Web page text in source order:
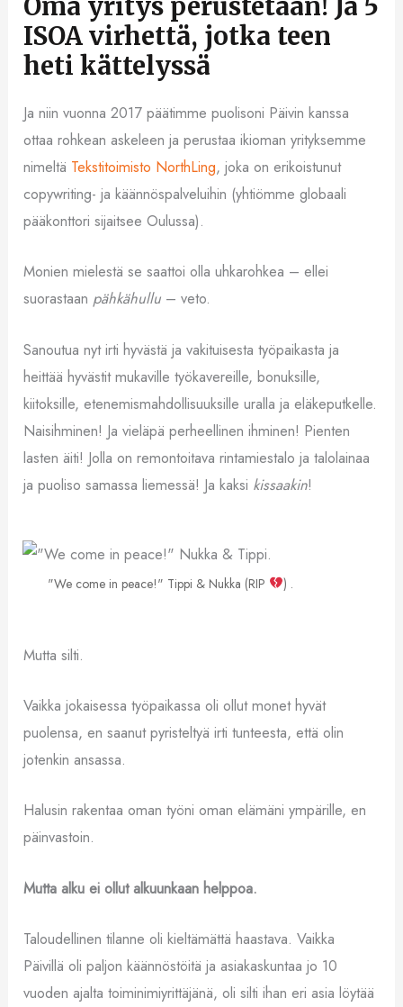
ISOA virhettä, jotka teen
heti kättelyssä
Ja niin vuonna 2017 päätimme puolisoni Päivin kanssa
ottaa rohkean askeleen ja perustaa ikioman yrityksemme
nimeltä Tekstitoimisto NorthLing, joka on erikoistunut
copywriting- ja käännöspalveluihin (yhtiömme globaali
pääkonttori sijaitsee Oulussa).
Monien mielestä se saattoi olla uhkarohkea – ellei
suorastaan pähkähullu – veto.
Sanoutua nyt irti hyvästä ja vakituisesta työpaikasta ja
heittää hyvästit mukaville työkavereille, bonuksille,
kiitoksille, etenemismahdollisuuksille uralla ja eläkeputkelle.
Naisihminen! Ja vieläpä perheellinen ihminen! Pienten
lasten äiti! Jolla on remontoitava rintamiestalo ja talolainaa
ja puoliso samassa liemessä! Ja kaksi kissaakin!
"We come in peace!" Tippi & Nukka (RIP ) .
Mutta silti.
Vaikka jokaisessa työpaikassa oli ollut monet hyvät
puolensa, en saanut pyristeltyä irti tunteesta, että olin
jotenkin ansassa.
Halusin rakentaa oman työni oman elämäni ympärille, en
päinvastoin.
Mutta alku ei ollut alkuunkaan helppoa.
Taloudellinen tilanne oli kieltämättä haastava. Vaikka
Päivillä oli paljon käännöstöitä ja asiakaskuntaa jo 10
vuoden ajalta toiminimiyrittäjänä, oli silti ihan eri asia löytää